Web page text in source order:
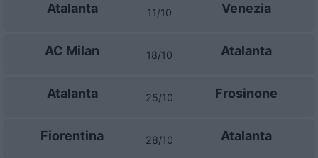
Atalanta 11/10 Venezia
AC Milan 18/10 Atalanta
Atalanta 25/10 Frosinone
Fiorentina 28/10 Atalanta